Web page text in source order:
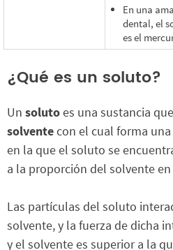
En una
dental, el
es el
¿Qué es un soluto?
Un solutoes una sustancia que
solventecon el cual forma
en la que el soluto se
a la proporción del solvente
Las partículas del soluto
solvente, y la fuerza de dicha
y el solvente es superior a la